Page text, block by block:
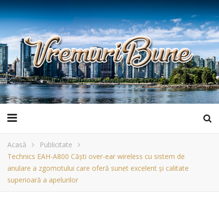
Acasă
Publicitate
Technics EAH-A800 Căști over-ear wireless cu sistem de
anulare a zgomotului care oferă sunet excelent și calitate
superioară a apelurilor